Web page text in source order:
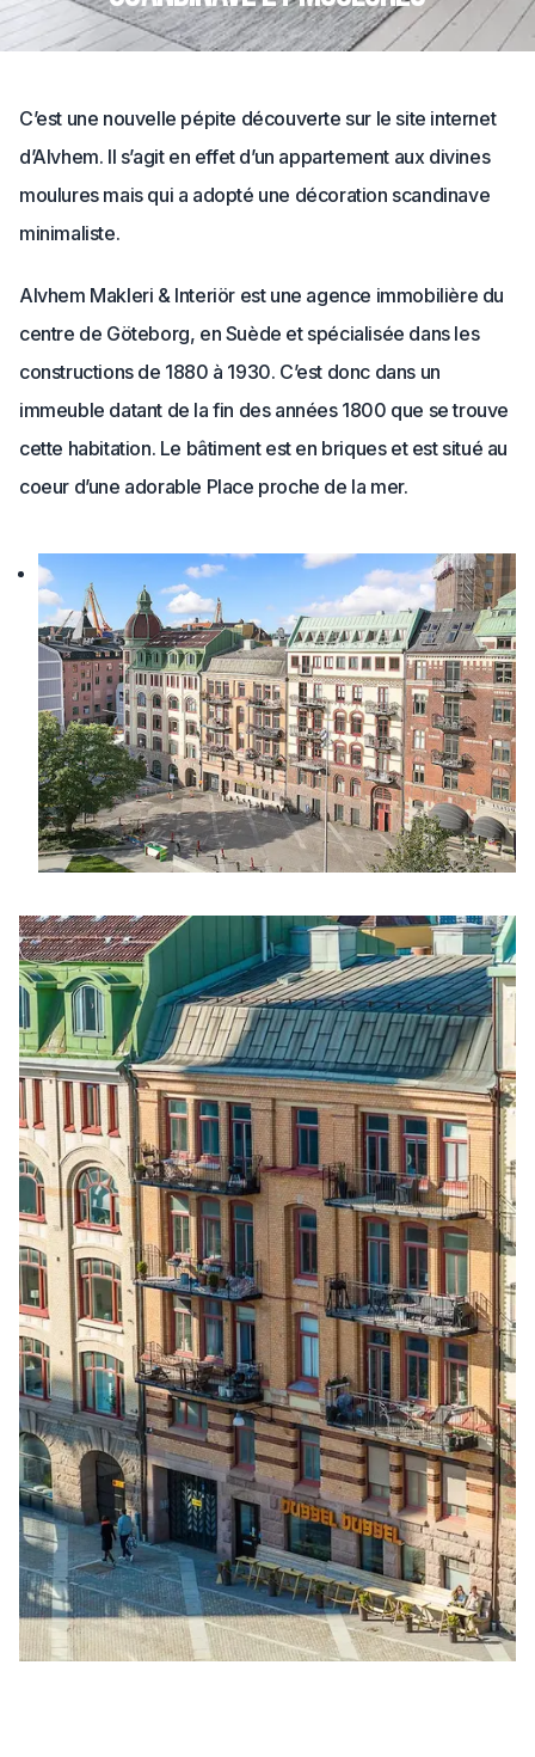
C’est une nouvelle pépite découverte sur le site internet
d’Alvhem. Il s’agit en effet d’un appartement aux divines
moulures mais qui a adopté une décoration scandinave
minimaliste.
Alvhem Makleri & Interiör est une agence immobilière du
centre de Göteborg, en Suède et spécialisée dans les
constructions de 1880 à 1930. C’est donc dans un
immeuble datant de la fin des années 1800 que se trouve
cette habitation. Le bâtiment est en briques et est situé au
coeur d’une adorable Place proche de la mer.